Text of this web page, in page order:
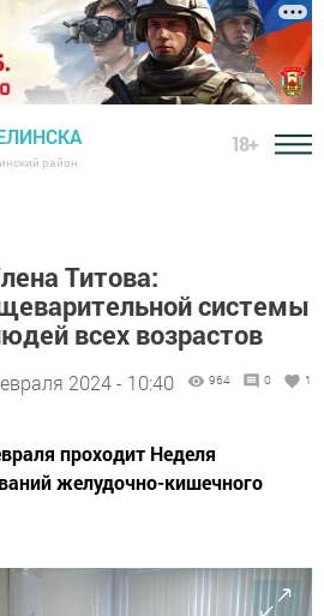
район
18+
Титова:
системы
всех возрастов
2024 - 10:40 964 0 1
проходит Неделя
желудочно-кишечного